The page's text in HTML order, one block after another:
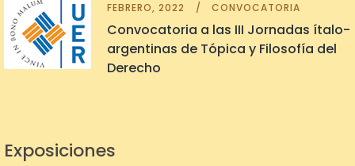
FEBRERO, 2022 CONVOCATORIA
Convocatoria a las III Jornadas ítalo-
argentinas de Tópica y Filosofía del
Derecho
Exposiciones